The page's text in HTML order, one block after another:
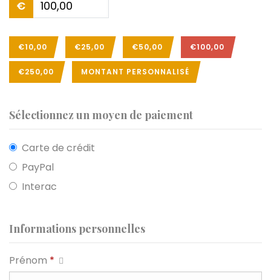
€
€10,00 €25,00 €50,00 €100,00
€250,00 MONTANT PERSONNALISÉ
Sélectionnez un moyen de paiement
Carte de crédit
PayPal
Interac
Informations personnelles
Prénom *